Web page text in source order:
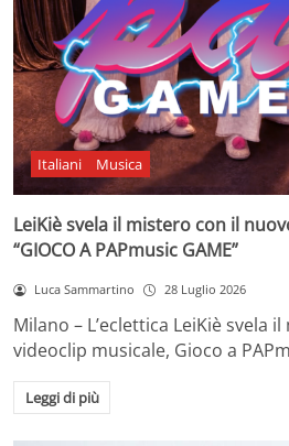
Italiani Musica
LeiKiè svela il mistero con il
“GIOCO A PAPmusic GAME”
Luca Sammartino 28 Luglio 2026
Milano – L’eclettica LeiKiè svela
videoclip musicale, Gioco a
Leggi di più